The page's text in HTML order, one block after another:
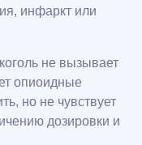
инфаркт или
не вызывает
опиоидные
но не чувствует
дозировки и